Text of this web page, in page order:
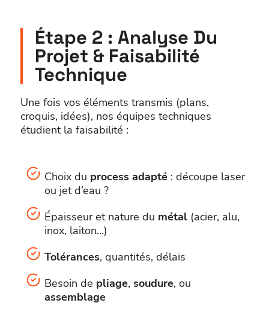
Étape 2 : Analyse Du
Projet & Faisabilité
Technique
Une fois vos éléments transmis (plans,
croquis, idées), nos équipes techniques
étudient la faisabilité :
Choix du process adapté: découpe laser
ou jet d’eau ?
Épaisseur et nature du métal(acier, alu,
inox, laiton…)
Tolérances, quantités, délais
Besoin de pliage, soudure, ou
assemblage